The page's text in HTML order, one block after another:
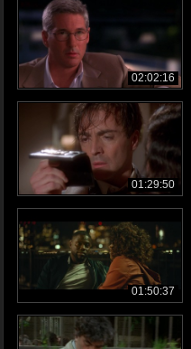
02:02:16
01:29:50
01:50:37